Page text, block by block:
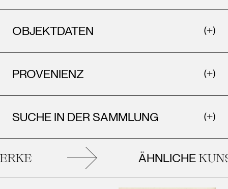
OBJEKTDATEN
PROVENIENZ
SUCHE IN DER SAMMLUNG
ÄHNLICHE